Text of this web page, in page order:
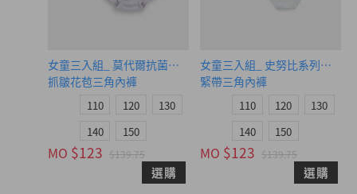
女童三入組_ 莫代爾抗菌系列（岩岸灰/裸杏膚/霧柔紫）
抓皺花苞三角內褲
110 120
130
140
150
MO $123 $139.75
選購
女童三入組_ 史努比系列（
緊帶三角內褲
110 120
130
140
150
MO $123 $139.75
選購